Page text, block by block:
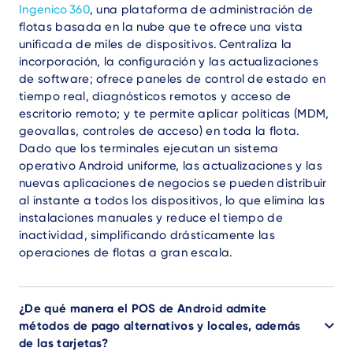
Ingenico 360, una plataforma de administración de
flotas basada en la nube que te ofrece una vista
unificada de miles de dispositivos. Centraliza la
incorporación, la configuración y las actualizaciones
de software; ofrece paneles de control de estado en
tiempo real, diagnósticos remotos y acceso de
escritorio remoto; y te permite aplicar políticas (MDM,
geovallas, controles de acceso) en toda la flota.
Dado que los terminales ejecutan un sistema
operativo Android uniforme, las actualizaciones y las
nuevas aplicaciones de negocios se pueden distribuir
al instante a todos los dispositivos, lo que elimina las
instalaciones manuales y reduce el tiempo de
inactividad, simplificando drásticamente las
operaciones de flotas a gran escala.
¿De qué manera el POS de Android admite
métodos de pago alternativos y locales, además
de las tarjetas?